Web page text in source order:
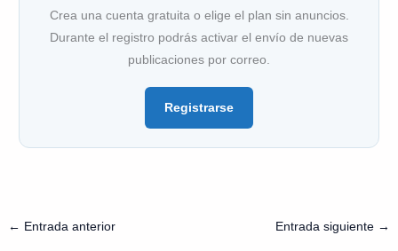
Crea una cuenta gratuita o elige el plan sin anuncios.
Durante el registro podrás activar el envío de nuevas
publicaciones por correo.
Registrarse
← Entrada anterior Entrada siguiente →